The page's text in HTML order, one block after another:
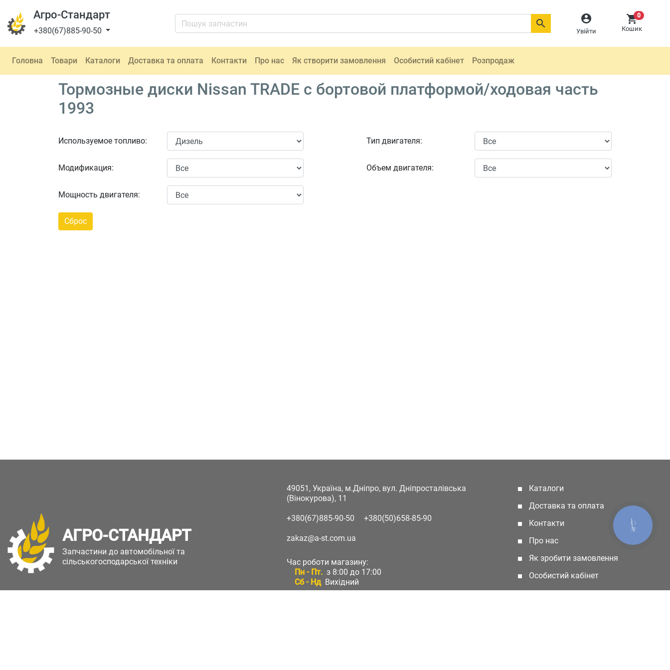
Агро-Стандарт
+380(67)885-90-50

Увійти
0
Кошик

Головна Товари Каталоги Доставка та оплата Контакти Про нас Як створити замовлення Особистий кабінет Розпродаж
Тормозные диски Nissan TRADE c бортовой платформой/ходовая часть
1993
Используемое топливо:
Модификация:
Мощность двигателя:
Тип двигателя:
Объем двигателя:
АГРО-СТАНДАРТ
Запчастини до автомобільної та
сільськогосподарської техніки
49051, Україна, м.Дніпро, вул. Дніпросталівська
(Вінокурова), 11
+380(67)885-90-50 +380(50)658-85-90
zakaz@a-st.com.ua
Час роботи магазину:
Пн - Пт. з 8:00 до 17:00
Сб - Нд Вихідний
Каталоги
Доставка та оплата
Контакти
Про нас
Як зробити замовлення
Особистий кабінет
КНОПКА
ЗВ'ЯЗКУ